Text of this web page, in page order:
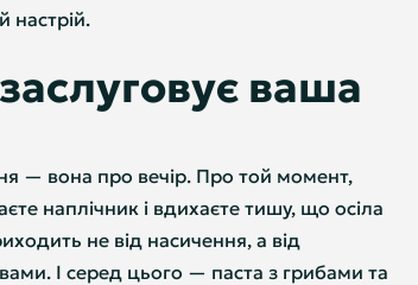
настрій.
ваша
— вона про вечір. Про той момент,
наплічник і вдихаєте тишу, що осіла
не від насичення, а від
І серед цього — паста з грибами та